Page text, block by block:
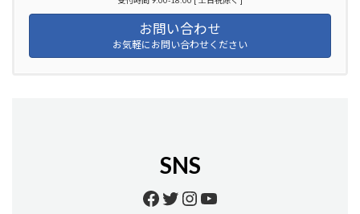
お問い合わせ
お気軽にお問い合わせください
SNS
Facebook
Twitter
Instagram
YouTube